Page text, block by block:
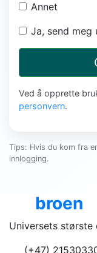
Annet
Ja, send
Ved å opprette
personvern.
Tips: Hvis du kom fra
innlogging.
broen
Universets
(+47)